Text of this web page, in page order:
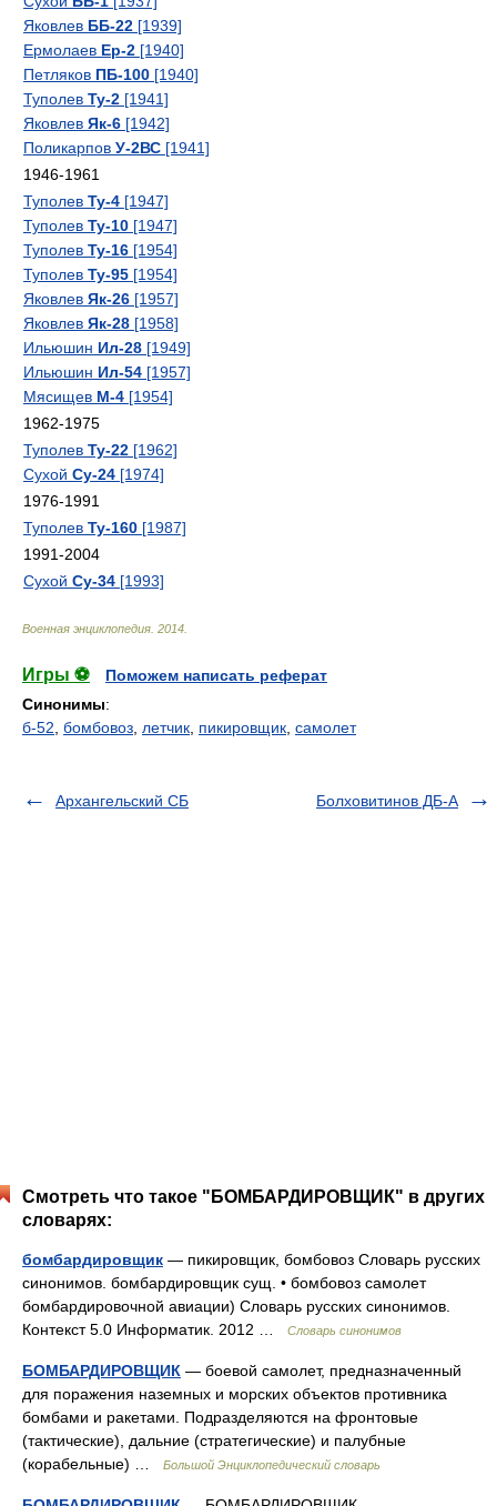
Яковлев ББ-22 [1939]
Ермолаев Ер-2 [1940]
Петляков ПБ-100 [1940]
Туполев Ту-2 [1941]
Яковлев Як-6 [1942]
Поликарпов У-2ВС [1941]
1946-1961
Туполев Ту-4 [1947]
Туполев Ту-10 [1947]
Туполев Ту-16 [1954]
Туполев Ту-95 [1954]
Яковлев Як-26 [1957]
Яковлев Як-28 [1958]
Ильюшин Ил-28 [1949]
Ильюшин Ил-54 [1957]
Мясищев М-4 [1954]
1962-1975
Туполев Ту-22 [1962]
Сухой Су-24 [1974]
1976-1991
Туполев Ту-160 [1987]
1991-2004
Сухой Су-34 [1993]
Военная энциклопедия 2014
Игры ⚽
Поможем написать реферат
Синонимы:
б-52 бомбовоз летчик пикировщик самолет
Архангельский СБ Болховитинов ДБ-А
Смотреть что такое "БОМБАРДИРОВЩИК" в других
словарях:
бомбардировщик — пикировщик, бомбовоз Словарь русских
синонимов. бомбардировщик сущ. • бомбовоз самолет
бомбардировочной авиации) Словарь русских синонимов.
Контекст 5.0 Информатик. 2012 …
Словарь синонимов
БОМБАРДИРОВЩИК — боевой самолет, предназначенный
для поражения наземных и морских объектов противника
бомбами и ракетами. Подразделяются на фронтовые
(тактические), дальние (стратегические) и палубные
(корабельные) …
Большой Энциклопедический словарь